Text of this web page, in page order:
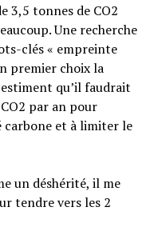
3,5 tonnes de CO2
Une recherche
clés « empreinte
premier choix la
qu’il faudrait
par an pour
et à limiter le
un déshérité, il me
tendre vers les 2